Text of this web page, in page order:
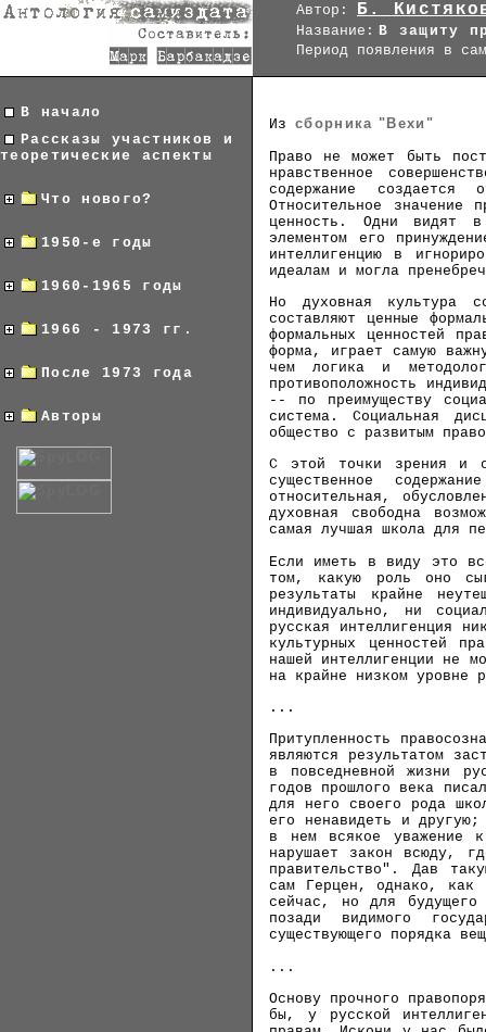
Автор: Б.
Название: В защиту
Период появления в
В начало
Рассказы участников и
теоретические аспекты
Что нового?
1950-е годы
1960-1965 годы
1966 - 1973 гг.
После 1973 года
Авторы
Из сборника "Вехи"
Право не может быть
нравственное
содержание создается
Относительное значение
ценность. Одни видят в
элементом его
интеллигенцию в
идеалам и могла
Но духовная культура
составляют ценные
формальных ценностей
форма, играет самую
чем логика и
противоположность
-- по преимуществу
система. Социальная
общество с развитым
С этой точки зрения и
существенное
относительная,
духовная свободна
самая лучшая школа для
Если иметь в виду это
том, какую роль оно
результаты крайне
индивидуально, ни
русская интеллигенция
культурных ценностей
нашей интеллигенции не
на крайне низком уровне
...
Притупленность
являются результатом
в повседневной жизни
годов прошлого века
для него своего рода
его ненавидеть и
в нем всякое уважение
нарушает закон всюду,
правительство". Дав
сам Герцен, однако, как
сейчас, но для
позади видимого
существующего порядка
...
Основу прочного
бы, у русской